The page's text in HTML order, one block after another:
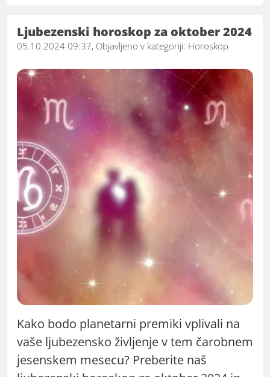
Ljubezenski horoskop za oktober 2024
05.10.2024 09:37, Objavljeno v kategoriji: Horoskop
Kako bodo planetarni premiki vplivali na
vaše ljubezensko življenje v tem čarobnem
jesenskem mesecu? Preberite naš